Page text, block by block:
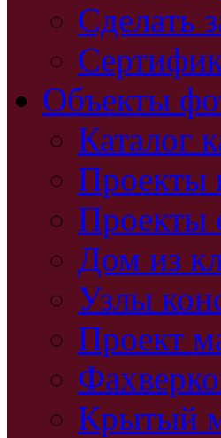
Сделать
Объекты
Каталог
Проекты
Проекты
Дом из
Узлы
Проект
Крытый